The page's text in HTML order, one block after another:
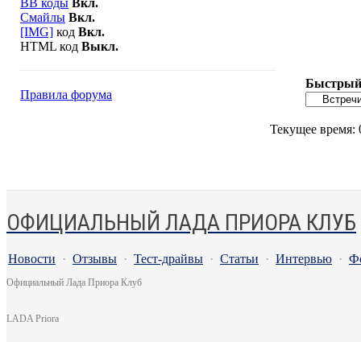
BB коды Вкл.
Смайлы Вкл.
[IMG] код Вкл.
HTML код Выкл.
Правила форума
Быстрый
Текущее время:
ОФИЦИАЛЬНЫЙ ЛАДА ПРИОРА КЛУБ
Новости · Отзывы · Тест-драйвы · Статьи · Интервью ·
Официальный Лада Приора Клуб
LADA Priora